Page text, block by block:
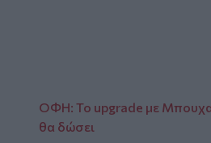
ΟΦΗ: Το upgrade με
θα δώσει